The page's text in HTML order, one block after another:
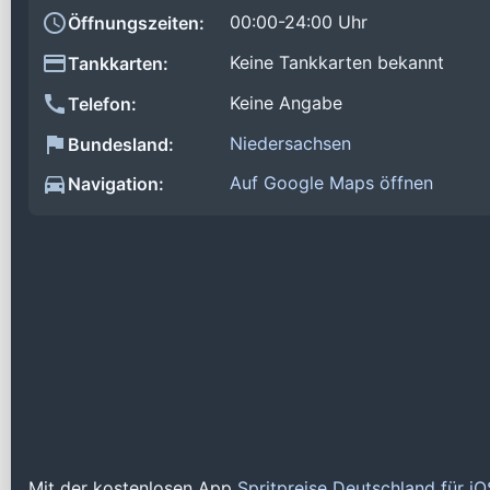
Öffnungszeiten:
00:00-24:00 Uhr
Tankkarten:
Keine Tankkarten bekannt
Telefon:
Keine Angabe
Bundesland:
Niedersachsen
Navigation:
Auf Google Maps öffnen